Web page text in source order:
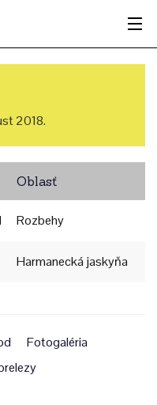
2018.
Oblasť
Rozbehy
Harmanecká jaskyňa
Fotogaléria